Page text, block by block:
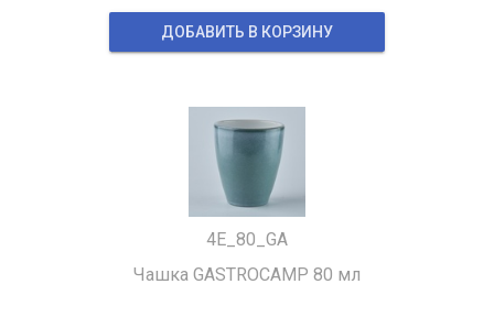
ДОБАВИТЬ В КОРЗИНУ
4E_80_GA
Чашка GASTROCAMP 80 мл